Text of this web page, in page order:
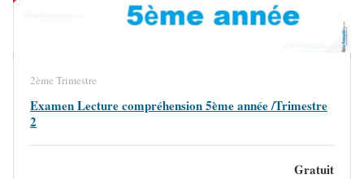
2ème Trimestre
Examen Lecture compréhension 5ème année /Trimestre
2
Gratuit